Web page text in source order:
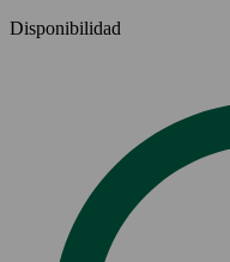
Disponibilidad